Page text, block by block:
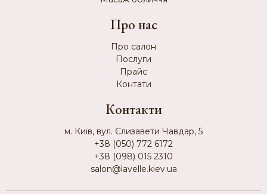
Про нас
Про салон
Послуги
Прайс
Контати
Контакти
м. Київ, вул. Єлизавети Чавдар, 5
+38 (050) 772 6172
+38 (098) 015 2310
salon@lavelle.kiev.ua